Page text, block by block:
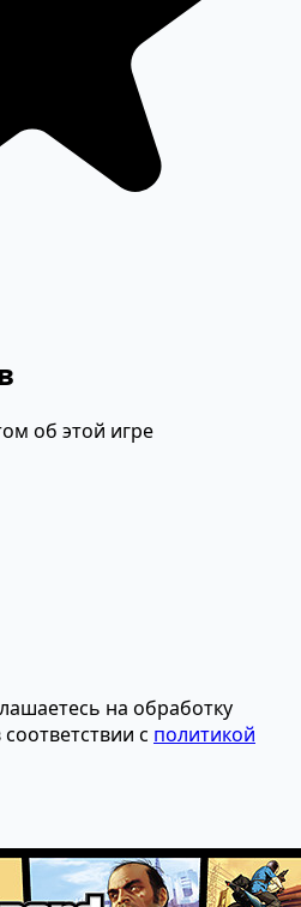
об этой игре
на обработку
с политикой